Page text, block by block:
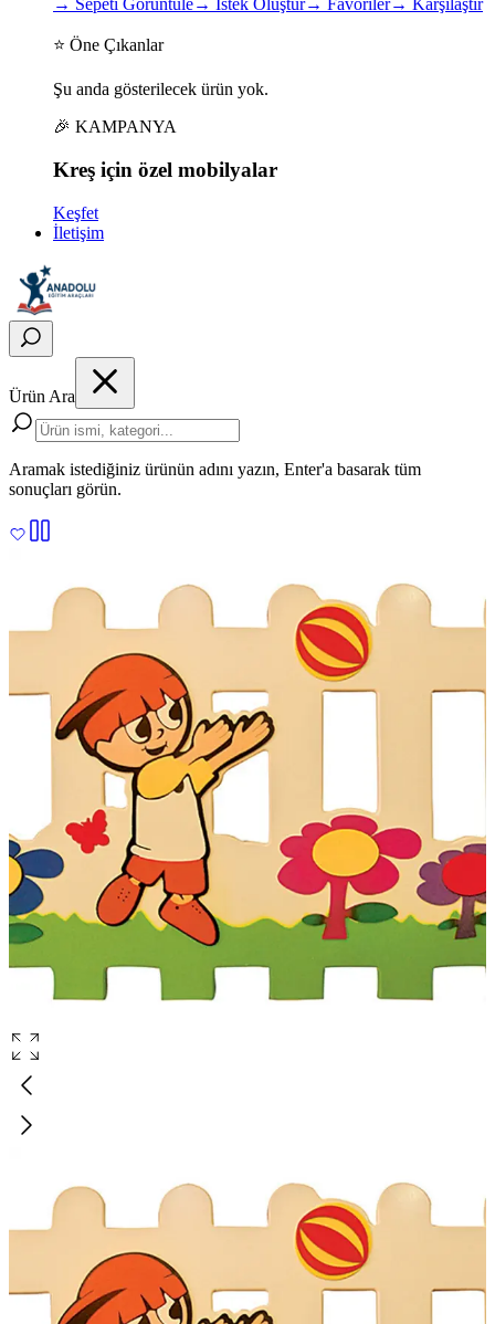
→ Sepeti Görüntüle→ İstek Oluştur→ Favoriler→ Karşılaştır
⭐ Öne Çıkanlar
Şu anda gösterilecek ürün yok.
🎉 KAMPANYA
Kreş için özel mobilyalar
Keşfet
İletişim
Ürün Ara
Aramak istediğiniz ürünün adını yazın, Enter'a basarak tüm
sonuçları görün.